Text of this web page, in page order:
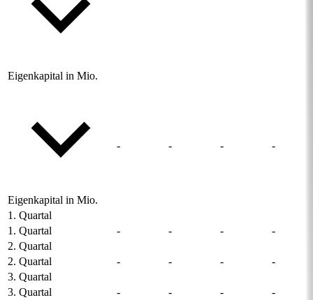
Eigenkapital in Mio.
Eigenkapital in Mio.
- - - -
1. Quartal
1. Quartal
- - -
-
2. Quartal
2. Quartal
- - -
-
3. Quartal
3. Quartal
- - -
-